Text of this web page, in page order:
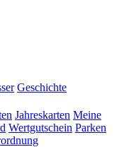
Geschichte
Jahreskarten Meine
Wertgutschein Parken